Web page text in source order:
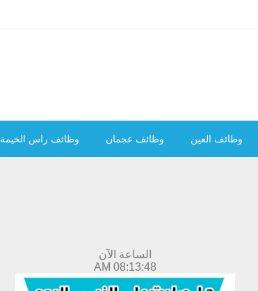
وظائف العين وظائف عجمان وظائف راس الخيمة
الساعة الآن
08:13:49 AM